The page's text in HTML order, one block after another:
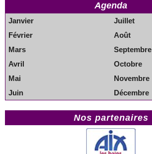
Agenda
Janvier
Février
Mars
Avril
Mai
Juin
Juillet
Août
Septembre
Octobre
Novembre
Décembre
Nos partenaires